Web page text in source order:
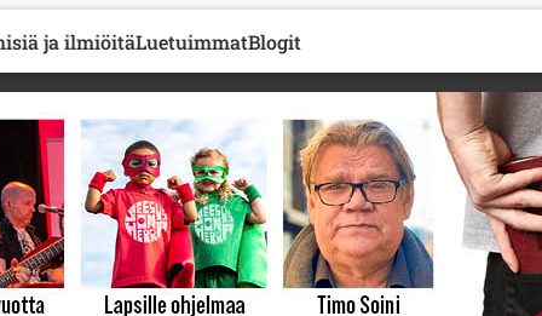
ja ilmiöitäLuetuimmatBlogit